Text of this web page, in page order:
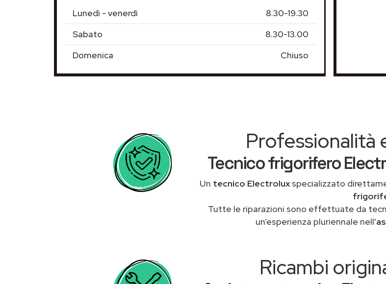
Lunedì - venerdì
8.30-19.30
Sabato
8.30-13.00
Domenica
Chiuso
Professionalità
Tecnico frigorifero
Un tecnico Electroluxspecializzato
Tutte le riparazioni sono effettuate da
un’esperienza pluriennale nell'
Ricambi